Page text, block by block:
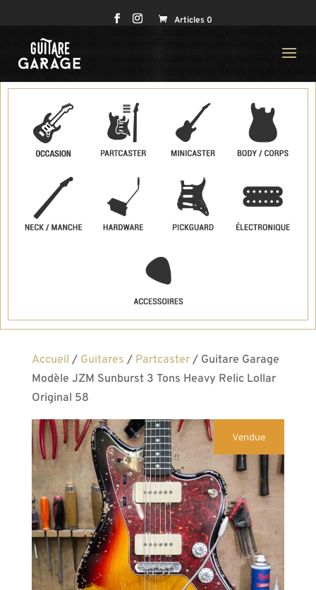
Articles 0
Accueil / Guitares / Partcaster/ Guitare Garage
Modèle JZM Sunburst 3 Tons Heavy Relic Lollar
Original 58
Vendue